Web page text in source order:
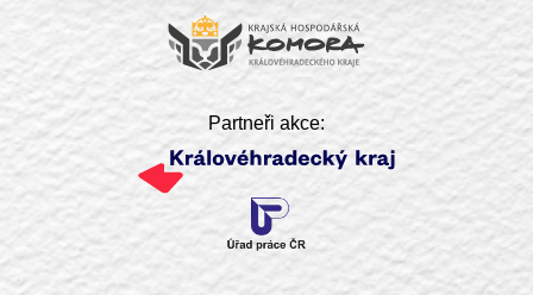
Partneři akce: